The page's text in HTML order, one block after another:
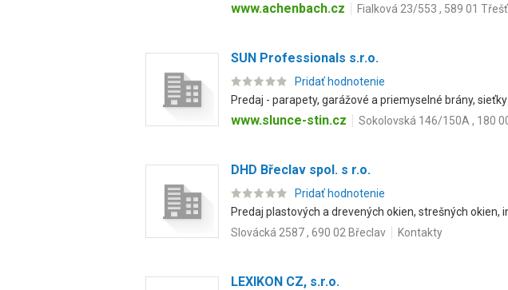
www.achenbach.cz Fialková 23/553 , 589 01 Třešť
SUN Professionals s.r.o.
Pridať hodnotenie
Predaj - parapety, garážové a priemyselné brány,
www.slunce-stin.cz Sokolovská 146/150A , 180
DHD Břeclav spol. s r.o.
Pridať hodnotenie
Predaj plastových a drevených okien, strešných
Slovácká 2587 , 690 02 Břeclav
Kontakty
LEXIKON CZ, s.r.o.